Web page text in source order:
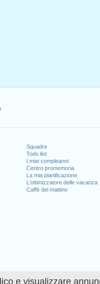
e visualizzare
Squadre
Todo list
I miei compleanni
Centro promemoria
La mia pianificazione
L'ottimizzatore delle vacanza
Caffè del mattino